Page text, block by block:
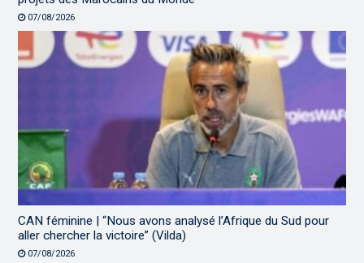
07/08/2026
CAN féminine | “Nous avons analysé l’Afrique du Sud pour
aller chercher la victoire” (Vilda)
07/08/2026